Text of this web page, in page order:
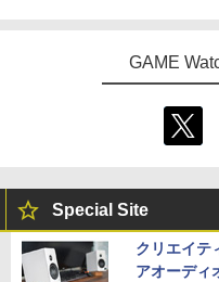
GAME
Special Site
クリエイテ
アオーディ